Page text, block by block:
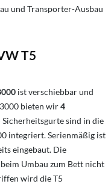
und Transporter-Ausbau
T5
ist verschiebbar und
bieten wir4
sind in die
integriert. Serienmäßig ist
eingebaut. Die
Umbau zum Bett nicht
wird die T5